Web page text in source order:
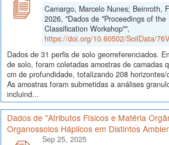
Camargo, Marcelo Nunes; Beinroth,
2026, "Dados de "Proceedings of
Classification Workshop"",
https://doi.org/10.60502/SoilData/
Dados de 31 perfis de solo georreferenciados.
de solo, foram coletadas amostras de camadas
cm de profundidade, totalizando 208 horizontes/
As amostras foram submetidas a análises
incluind...
Dados de "Atributos Físicos e Matéria
Organossolos Háplicos em Distintos
Sep 25, 2025